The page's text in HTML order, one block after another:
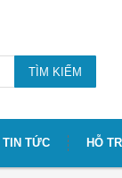
TÌM KIẾM
TIN TỨC HỖ